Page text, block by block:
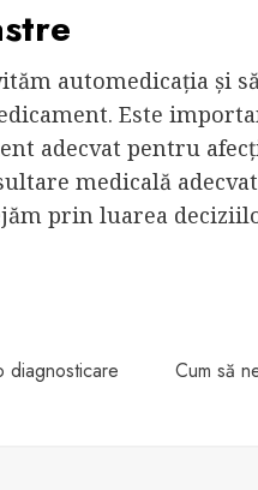
automedicația și
Este
adecvat pentru
medicală
prin luarea
diagnosticare
Cum să